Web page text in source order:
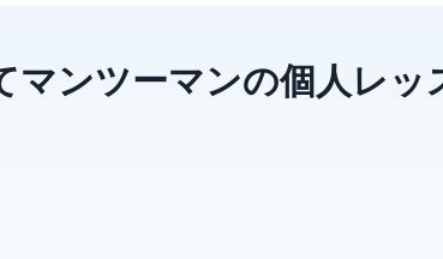
マンツーマンの個人レッ